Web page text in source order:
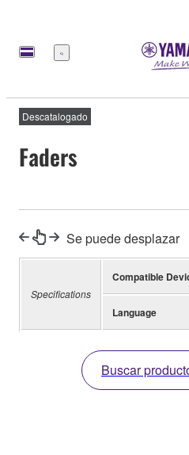
Menú
Descatalogado
Faders
Se puede desplazar
Specifications
Compatible
Language
Buscar